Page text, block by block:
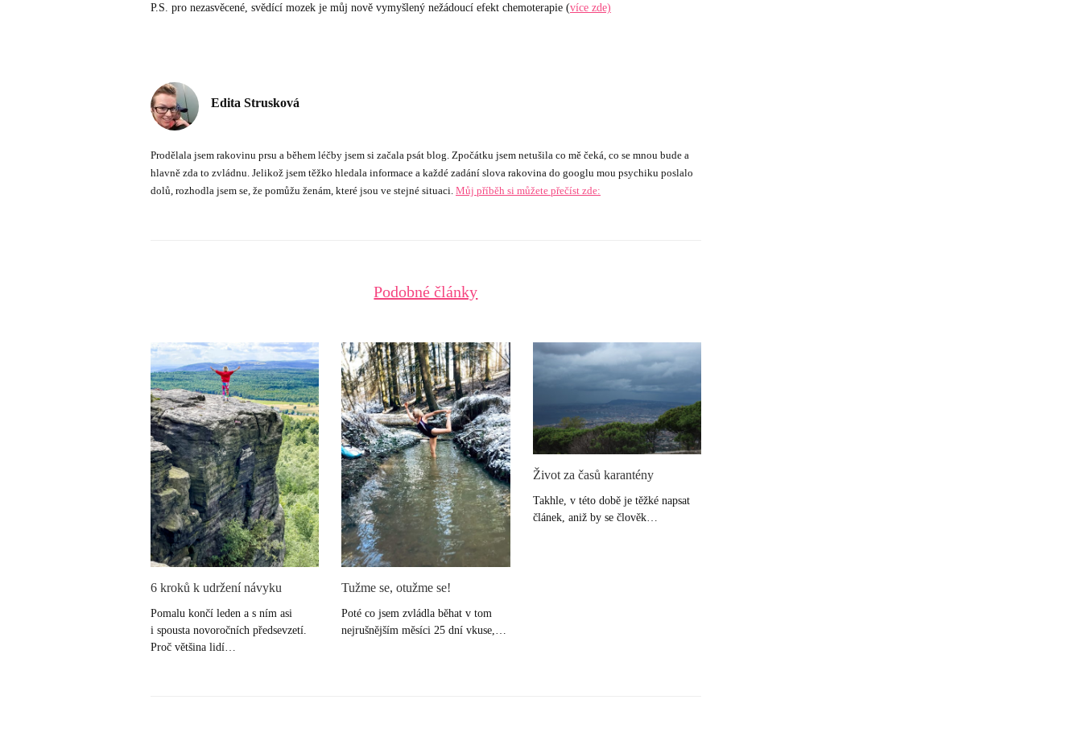
P.S. pro nezasvěcené, svědící mozek je můj nově vymyšlený nežádoucí efekt chemoterapie (více zde)
Edita Strusková
Prodělala jsem rakovinu prsu a během léčby jsem si začala psát blog. Zpočátku jsem netušila co mě čeká, co se mnou bude a
hlavně zda to zvládnu. Jelikož jsem těžko hledala informace a každé zadání slova rakovina do googlu mou psychiku poslalo
dolů, rozhodla jsem se, že pomůžu ženám, které jsou ve stejné situaci. Můj příběh si můžete přečíst zde:
Podobné články
6 kroků k udržení návyku
Pomalu končí leden a s ním asi
i spousta novoročních předsevzetí.
Proč většina lidí…
Tužme se, otužme se!
Poté co jsem zvládla běhat v tom
nejrušnějším měsíci 25 dní vkuse,…
Život za časů karantény
Takhle, v této době je těžké napsat
článek, aniž by se člověk…